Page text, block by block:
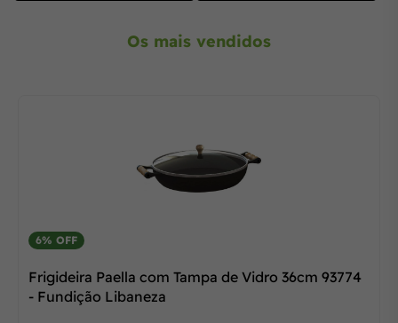
Os mais vendidos
6% OFF
Frigideira Paella com Tampa de Vidro 36cm 93774
- Fundição Libaneza